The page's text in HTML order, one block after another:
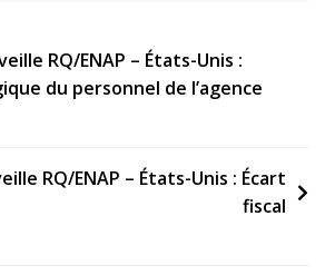
RQ/ENAP – États-Unis :
du personnel de l’agence
RQ/ENAP – États-Unis : Écart
fiscal